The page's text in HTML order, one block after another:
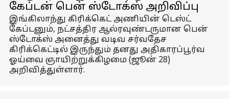
கேப்டன் பென் ஸ்டோக்ஸ் அறிவிப்பு
இங்கிலாந்து கிரிக்கெட் அணியின் டெஸ்ட்
கேப்டனும், நட்சத்திர ஆல்ரவுண்டருமான பென்
ஸ்டோக்ஸ் அனைத்து வடிவ சர்வதேச
கிரிக்கெட்டில் இருந்தும் தனது அதிகாரப்பூர்வ
ஓய்வை ஞாயிற்றுக்கிழமை (ஜூன் 28)
அறிவித்துள்ளார்.